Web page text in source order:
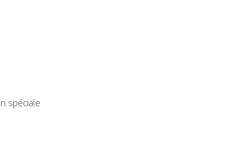
spéciale